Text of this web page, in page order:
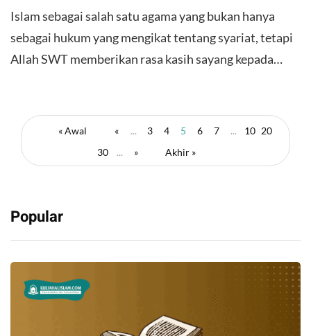
Islam sebagai salah satu agama yang bukan hanya
sebagai hukum yang mengikat tentang syariat, tetapi
Allah SWT memberikan rasa kasih sayang kepada…
« Awal « ... 3 4 5 6 7 ... 10 20
30
... » Akhir »
Popular